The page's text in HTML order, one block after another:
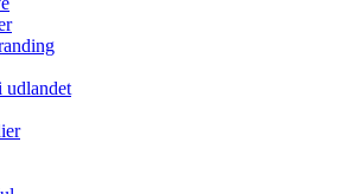
udlandet